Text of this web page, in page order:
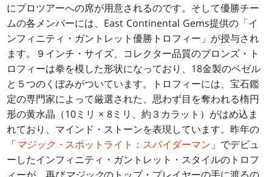
にプロツアーへの席が用意されるのです。そして優勝チー
ムの各メンバーには、East Continental Gems提供の「イ
ンフィニティ・ガントレット優勝トロフィー」が授与され
ます。９インチ・サイズ、コレクター品質のブロンズ・ト
ロフィーは拳を模した形状になっており、18金製のベゼル
と５つのくぼみがついています。トロフィーには、宝石鑑
定の専門家によって厳選された、思わず目を奪われる楕円
形の黄水晶（10ミリ × 8ミリ、約３カラット）がはめ込ま
れており、マインド・ストーンを表現しています。昨年の
「マジック・ スポットライト：スパイダーマン 」でデビュ
ーしたインフィニティ・ガントレット・スタイルのトロフ
ィーが、再びマジックのトップ・プレイヤーの手に渡るの